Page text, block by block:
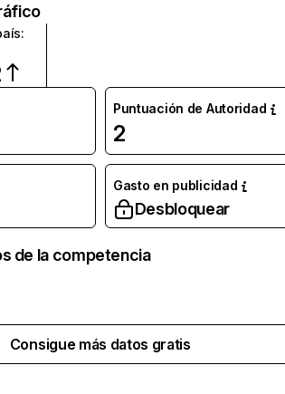
:
Puntuación de Autoridad
2
Gasto en publicidad
Desbloquear
de la competencia
Consigue más datos gratis